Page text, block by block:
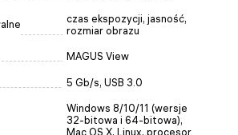
czas ekspozycji, jasność,
rozmiar obrazu
MAGUS View
5 Gb/s, USB 3.0
Windows 8/10/11 (wersje
32-bitowa i 64-bitowa),
Mac OS X, Linux, procesor